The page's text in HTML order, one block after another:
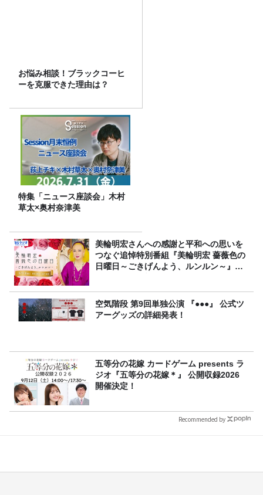
お悩み相談！ブラックコーヒ
ーを克服できた理由は？
特集「ニュース座談会」木村
草太×奥村奈津美
美輪明宏さんへの感謝と平和への思いを
つなぐ追悼特別番組『美輪明宏 薔薇色の
日曜日～ごきげんよう、ルンルン～』
空気階段 第9回単独公演 『●●●』 公式ツ
アーグッズの詳細発表！
五等分の花嫁 カードゲーム presents ラ
ジオ『五等分の花嫁＊』 公開収録2026
開催決定！
Recommended by